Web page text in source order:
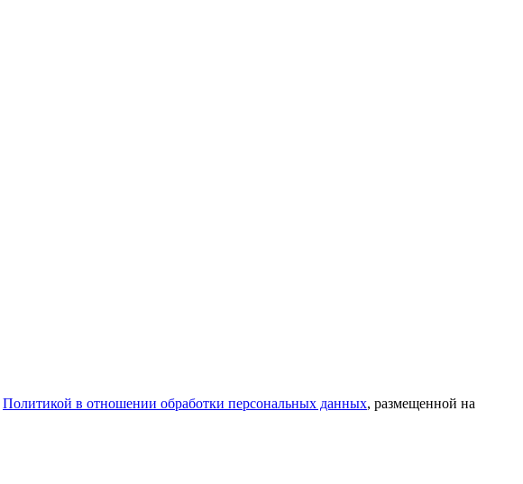
Политикой в отношении обработки персональных данных, размещенной на